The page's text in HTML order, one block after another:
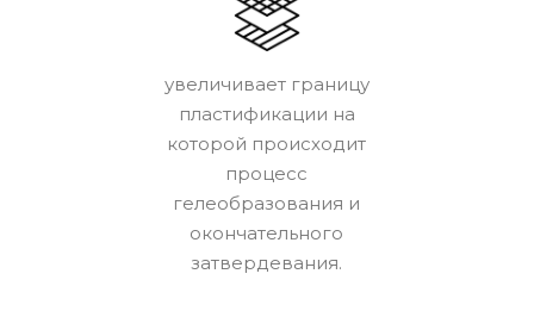
увеличивает границу
пластификации на
которой происходит
процесс
гелеобразования и
окончательного
затвердевания.